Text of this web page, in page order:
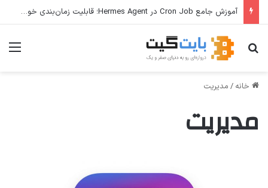
آموزش جامع Cron Job در Hermes Agent؛ قابلیت زمان‌بندی خودکار وظایف
جستجو برای
خانه / مدیریت
مدیریت